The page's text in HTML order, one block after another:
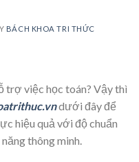
BÁCH KHOA TRI THỨC
trợ việc học toán? Vậy thì
dưới đây để
hiệu quả với độ chuẩn
thông minh.